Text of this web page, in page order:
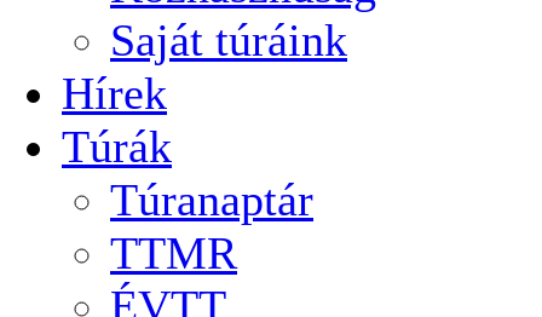
Saját túráink
Hírek
Túrák
Túranaptár
TTMR
ÉVTT